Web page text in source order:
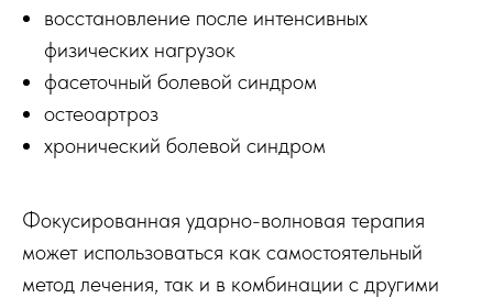
восстановление после интенсивных
физических нагрузок
фасеточный болевой синдром
остеоартроз
хронический болевой синдром
Фокусированная ударно-волновая терапия
может использоваться как самостоятельный
метод лечения, так и в комбинации с другими